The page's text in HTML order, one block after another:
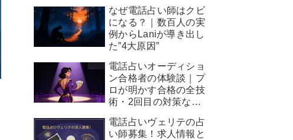
なぜ電話占い師はクビ
になる？｜数百人の実
例からLaniが導き出し
た”4大原因”
電話占いオーディショ
ン合格者の体験談｜プ
ロが明かす合格の全技
術・2回目の対策など
電話占いヴェリテの占
い師募集！求人情報と